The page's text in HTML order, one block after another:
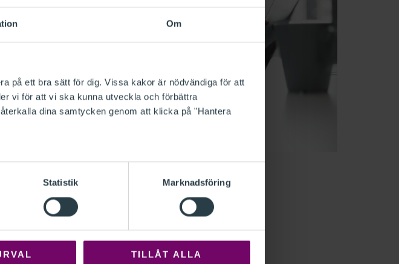
Om
på ett bra sätt för dig. Vissa kakor är nödvändiga för att
vi för att vi ska kunna utveckla och förbättra
dina samtycken genom att klicka på "Hantera
Statistik Marknadsföring
TILLÅT ALLA